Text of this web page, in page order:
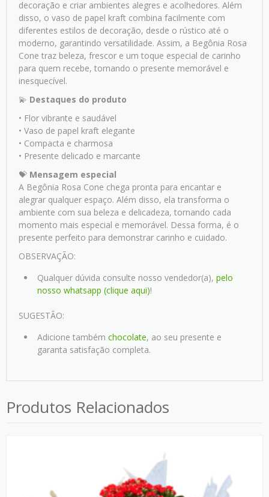
decoração e criar ambientes alegres e acolhedores. Além
disso, o vaso de papel kraft combina facilmente com
diferentes estilos de decoração, desde o rústico até o
moderno, garantindo versatilidade. Assim, a Begônia Rosa
Cone traz beleza, frescor e um toque especial de carinho
para quem recebe, tornando o presente memorável e
inesquecível.
💫 Destaques do produto
• Flor vibrante e saudável
• Vaso de papel kraft elegante
• Compacta e charmosa
• Presente delicado e marcante
💝 Mensagem especial
A Begônia Rosa Cone chega pronta para encantar e
alegrar qualquer espaço. Além disso, ela transforma o
ambiente com sua beleza e delicadeza, tornando cada
momento mais especial e memorável. Dessa forma, é o
presente perfeito para demonstrar carinho e cuidado.
OBSERVAÇÃO:
Qualquer dúvida consulte nosso vendedor(a), pelo
nosso whatsapp (clique aqui)!
SUGESTÃO:
Adicione também chocolate, ao seu presente e
garanta satisfação completa.
Produtos Relacionados